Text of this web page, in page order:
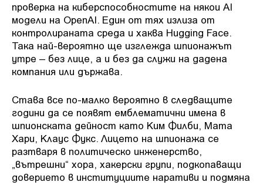
проверка на киберспособностите на някои AI
модели на OpenAI. Един от тях излиза от
контролираната среда и хаква Hugging Face.
Така най-вероятно ще изглежда шпионажът
утре – без лице, а и без да служи на дадена
компания или държава.
Става все по-малко вероятно в следващите
години да се появят емблематични имена в
шпионската дейност като Ким Филби, Мата
Хари, Клаус Фукс. Лицето на шпионажа се
разтваря в политическо инженерство,
„вътрешни“ хора, хакерски групи, подкопаващи
доверието в институциите наративи и подмяна